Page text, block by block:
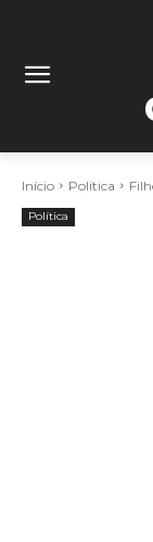
Início Política
Política